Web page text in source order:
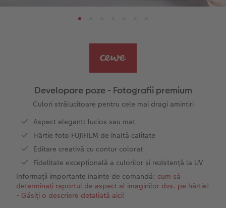
Pas cu Pas editare fotocarte anuar
Exemplele clienților
CEWE FOTOCARTE Kids
CEWE FOTOCARTE Art Collection
Fotografii mari pe hârtie foto
Nature Prints
Poster Premium
Art Prints
Fotografii standard
Cutii cu fotografii
Set fotografii
Poster cu hartă
Fotografie Aludibond
Fotografie pe Forex
Panou de întâmpinare nuntă
Baghete pentru poster
Hexxas
Fotografie pe lemn
Foto magneți
Rechizite școlare și de birou
Cutii de cadou
Textile
Art Prints
Calendare foto
Sfaturi fotografiere
Povești CEWE
Idei de cadouri pentru cei dragi
Interviuri
Călătorie
Nuntă
Absolvire
Developare poze - Fotografii premium
Culori strălucitoare pentru cele mai dragi amintiri
Aspect elegant: lucios sau mat
Hârtie foto FUJIFILM de înaltă calitate
Editare creativă cu contur colorat
Fidelitate excepțională a culorilor și rezistență la UV
Informații importante înainte de comandă: cum să
determinați raportul de aspect al imaginilor dvs. pe hârtie!
- Găsiți o descriere detaliată aici!